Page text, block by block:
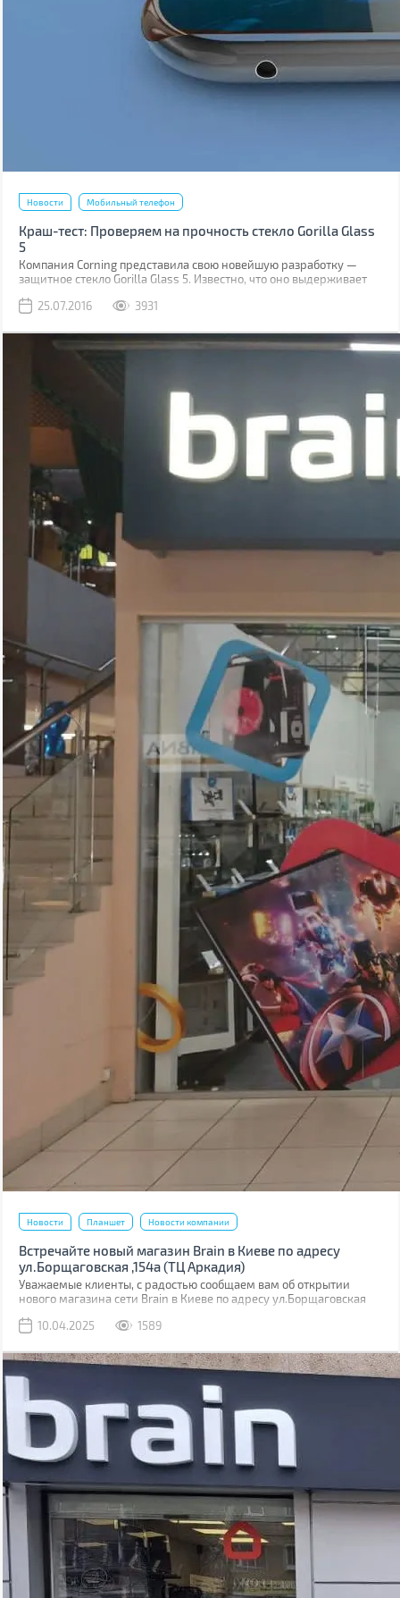
Новости Мобильный телефон
Краш-тест: Проверяем на прочность стекло Gorilla Glass
5
Компания Corning представила свою новейшую разработку —
защитное стекло Gorilla Glass 5. Известно, что оно выдерживает
Как правило, большинство из них происходит при фотосессиях
25.07.2016 3931
Новости Планшет Новости компании
Встречайте новый магазин Brain в Киеве по адресу
ул.Борщаговская ,154а (ТЦ Аркадия)
Уважаемые клиенты, с радостью сообщаем вам об открытии
нового магазина сети Brain в Киеве по адресу ул.Борщаговская
10.04.2025
1589